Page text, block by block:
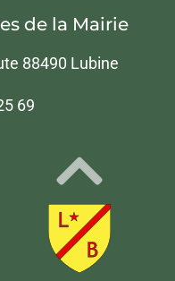
de la Mairie
88490 Lubine
69